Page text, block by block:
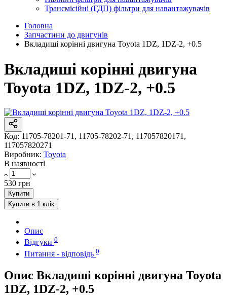
Трансмісійні (ГДП) фільтри для навантажувачів
Головна
Запчастини до двигунів
Вкладиші корінні двигуна Toyota 1DZ, 1DZ-2, +0.5
Вкладиші корінні двигуна
Toyota 1DZ, 1DZ-2, +0.5
Код: 11705-78201-71, 11705-78202-71, 117057820171,
117057820271
Виробник: Toyota
В наявності
530 грн
Купити
Купити в 1 клік
Опис
Відгуки 0
Питання - відповідь 0
Опис Вкладиші корінні двигуна Toyota
1DZ, 1DZ-2, +0.5